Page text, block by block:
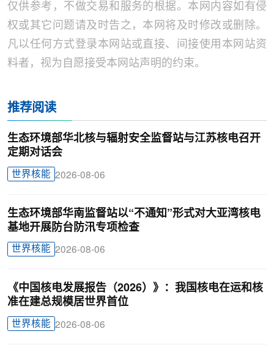
仅供参考，不做交易和服务的根据。本网内容如有侵
权或其它问题请及时告之，本网将及时修改或删除。
凡以任何方式登录本网站或直接、间接使用本网站资
料者，视为自愿接受本网站声明的约束。
推荐阅读
生态环境部华北核与辐射安全监督站与江苏核电召开
定期对话会
世界核能 2026-08-06
生态环境部华南监督站以“不通知”形式对大亚湾核电
基地开展防台防汛专项检查
世界核能 2026-08-06
《中国核电发展报告（2026）》：我国核电在运和核
准在建总规模居世界首位
世界核能 2026-08-06